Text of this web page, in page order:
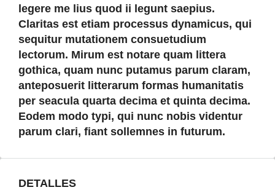
legere me lius quod ii legunt saepius.
Claritas est etiam processus dynamicus, qui
sequitur mutationem consuetudium
lectorum. Mirum est notare quam littera
gothica, quam nunc putamus parum claram,
anteposuerit litterarum formas humanitatis
per seacula quarta decima et quinta decima.
Eodem modo typi, qui nunc nobis videntur
parum clari, fiant sollemnes in futurum.
DETALLES